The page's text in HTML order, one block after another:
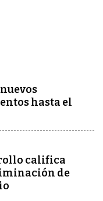
hasta el
califica
de